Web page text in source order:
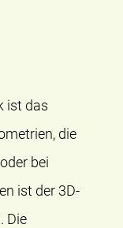
ist das
die
bei
ist der 3D-
Die